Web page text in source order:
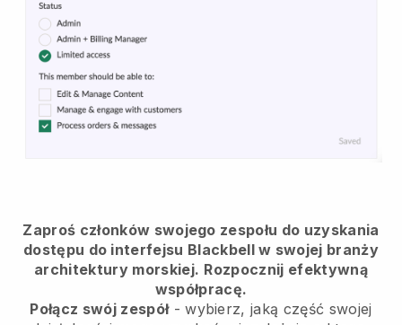
Zaproś członków swojego zespołu do uzyskania
dostępu do interfejsu Blackbell w swojej branży
architektury morskiej. Rozpocznij efektywną
współpracę.
Połącz swój zespół- wybierz, jaką część swojej